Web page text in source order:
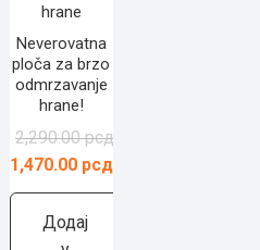
Neverovatna
ploča za brzo
odmrzavanje
hrane!
2,290.00рсдОригинална
је
1,470.00 рсд
Тренутна
је:
Додај